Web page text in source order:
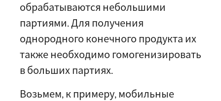
обрабатываются небольшими
партиями. Для получения
однородного конечного продукта их
также необходимо гомогенизировать
в больших партиях.
Возьмем, к примеру, мобильные